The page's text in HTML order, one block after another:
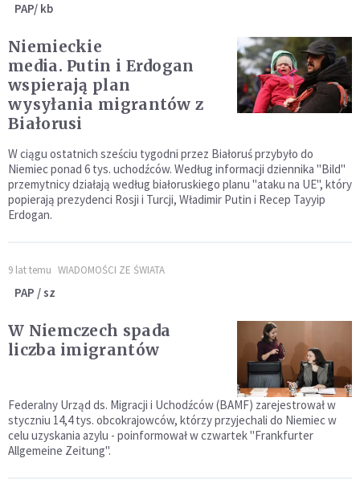
PAP/ kb
Niemieckie
media. Putin i Erdogan
wspierają plan
wysyłania migrantów z
Białorusi
W ciągu ostatnich sześciu tygodni przez Białoruś przybyło do
Niemiec ponad 6 tys. uchodźców. Według informacji dziennika "Bild"
przemytnicy działają według białoruskiego planu "ataku na UE", który
popierają prezydenci Rosji i Turcji, Władimir Putin i Recep Tayyip
Erdogan.
9 lat temu WIADOMOŚCI ZE ŚWIATA
PAP / sz
W Niemczech spada
liczba imigrantów
Federalny Urząd ds. Migracji i Uchodźców (BAMF) zarejestrował w
styczniu 14,4 tys. obcokrajowców, którzy przyjechali do Niemiec w
celu uzyskania azylu - poinformował w czwartek "Frankfurter
Allgemeine Zeitung".